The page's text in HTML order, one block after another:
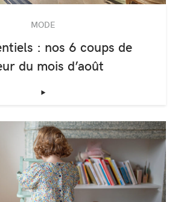
MODE
: nos 6 coups de
du mois d’août
‣